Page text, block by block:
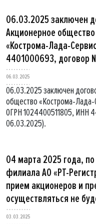
06.03.2025 заключен
Акционерное
«Кострома-Лада-
4401000693, договор
06.03.2025
06.03.2025 заключен
общество «Кострома-
ОГРН 1024400511805, ИНН
06.03.2025).
04 марта 2025 года,
филиала АО «РТ-
прием акционеров и
осуществляться не
03.03.2025